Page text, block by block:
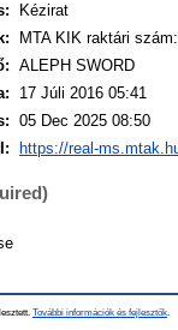
Kézirat
MTA KIK raktári
ALEPH SWORD
17 Júli 2016 05:41
05 Dec 2025 08:50
https://real-
További információk és fejlesztők